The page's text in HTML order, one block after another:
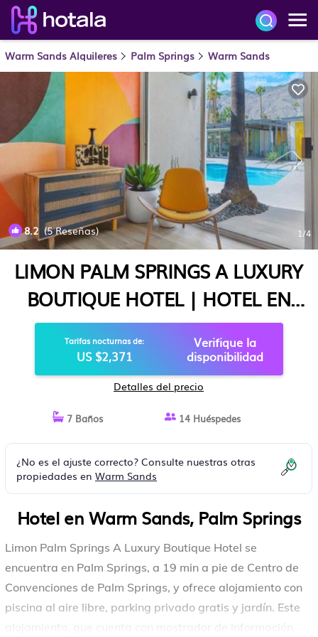
Warm Sands Alquileres Palm Springs Warm Sands
8.2 (5 Reseñas) 1/4
LIMON PALM SPRINGS A LUXURY
BOUTIQUE HOTEL | HOTEL EN
PALM SPRINGS
Tarifas nocturnas de:
US $2,371
Verifique la
disponibilidad
Detalles del precio
7 Baños 14 Huéspedes
¿No es el ajuste correcto? Consulte nuestras otras
propiedades en Warm Sands
Hotel en Warm Sands, Palm Springs
Limon Palm Springs A Luxury Boutique Hotel se
encuentra en Palm Springs, a 19 min a pie de Centro de
Convenciones de Palm Springs, y ofrece alojamiento con
piscina al aire libre, parking privado gratis y jardín. Este
alojamiento, que cuenta con mostrador de información